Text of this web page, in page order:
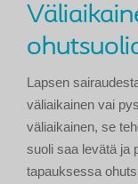
Lapsen
väliaikainen vai
väliaikainen, se
suoli saa levätä ja
tapauksessa